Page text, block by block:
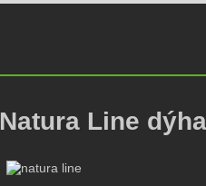
Natura Line dýha